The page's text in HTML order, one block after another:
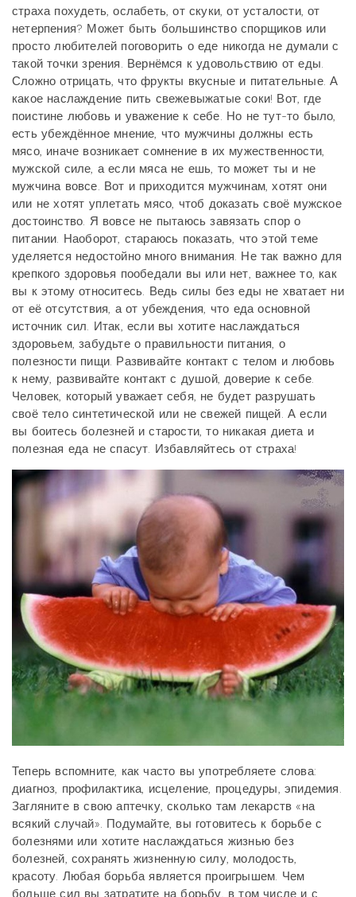
страха похудеть, ослабеть, от скуки, от усталости, от
нетерпения? Может быть большинство спорщиков или
просто любителей поговорить о еде никогда не думали с
такой точки зрения. Вернёмся к удовольствию от еды.
Сложно отрицать, что фрукты вкусные и питательные. А
какое наслаждение пить свежевыжатые соки! Вот, где
поистине любовь и уважение к себе. Но не тут-то было,
есть убеждённое мнение, что мужчины должны есть
мясо, иначе возникает сомнение в их мужественности,
мужской силе, а если мяса не ешь, то может ты и не
мужчина вовсе. Вот и приходится мужчинам, хотят они
или не хотят уплетать мясо, чтоб доказать своё мужское
достоинство. Я вовсе не пытаюсь завязать спор о
питании. Наоборот, стараюсь показать, что этой теме
уделяется недостойно много внимания. Не так важно для
крепкого здоровья пообедали вы или нет, важнее то, как
вы к этому относитесь. Ведь силы без еды не хватает ни
от её отсутствия, а от убеждения, что еда основной
источник сил. Итак, если вы хотите наслаждаться
здоровьем, забудьте о правильности питания, о
полезности пищи. Развивайте контакт с телом и любовь
к нему, развивайте контакт с душой, доверие к себе.
Человек, который уважает себя, не будет разрушать
своё тело синтетической или не свежей пищей. А если
вы боитесь болезней и старости, то никакая диета и
полезная еда не спасут. Избавляйтесь от страха!
Теперь вспомните, как часто вы употребляете слова:
диагноз, профилактика, исцеление, процедуры, эпидемия.
Загляните в свою аптечку, сколько там лекарств «на
всякий случай». Подумайте, вы готовитесь к борьбе с
болезнями или хотите наслаждаться жизнью без
болезней, сохранять жизненную силу, молодость,
красоту. Любая борьба является проигрышем. Чем
больше сил вы затратите на борьбу, в том числе и с